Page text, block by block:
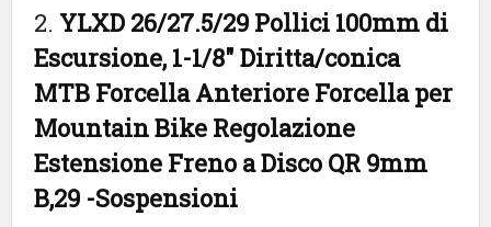
2. YLXD 26/27.5/29 Pollici 100mm di
Escursione, 1-1/8″ Diritta/conica
MTB Forcella Anteriore Forcella per
Mountain Bike Regolazione
Estensione Freno a Disco QR 9mm
B,29 -Sospensioni